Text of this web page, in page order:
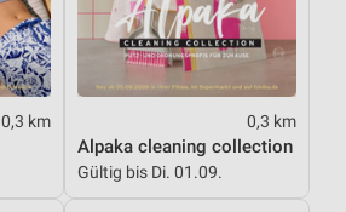
0,3 km 0,3 km
Alpaka cleaning collection
Gültig bis Di. 01.09.